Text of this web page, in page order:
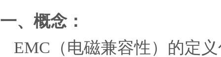
一、概念：
EMC （电磁兼容性）的定义